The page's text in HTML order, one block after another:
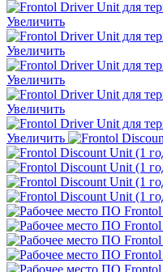
Увеличить
Увеличить
Увеличить
Увеличить
Увеличить